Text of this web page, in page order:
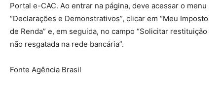
Portal e-CAC. Ao entrar na página, deve acessar o menu
“Declarações e Demonstrativos”, clicar em “Meu Imposto
de Renda” e, em seguida, no campo “Solicitar restituição
não resgatada na rede bancária”.
Fonte Agência Brasil